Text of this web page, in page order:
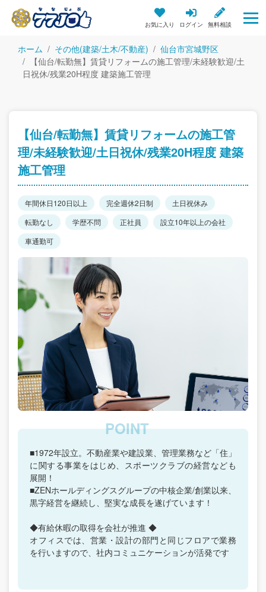
お気に入り ログイン 無料相談
ホーム その他(建築/土木/不動産)
仙台市宮城野区
【仙台/転勤無】賃貸リフォームの施工管理/未経験歓迎/土
日祝休/残業20H程度 建築施工管理
【仙台/転勤無】賃貸リフォームの施工管
理/未経験歓迎/土日祝休/残業20H程度 建築
施工管理
年間休日120日以上 完全週休2日制
土日祝休み
転勤なし
学歴不問 正社員
設立10年以上の会社
車通勤可
■1972年設立。不動産業や建設業、管理業務など「住」
に関する事業をはじめ、スポーツクラブの経営なども
展開！
■ZENホールディングスグループの中核企業/創業以来、
黒字経営を継続し、堅実な成長を遂げています！
◆有給休暇の取得を会社が推進 ◆
オフィスでは、営業・設計の部門と同じフロアで業務
を行いますので、社内コミュニケーションが活発です